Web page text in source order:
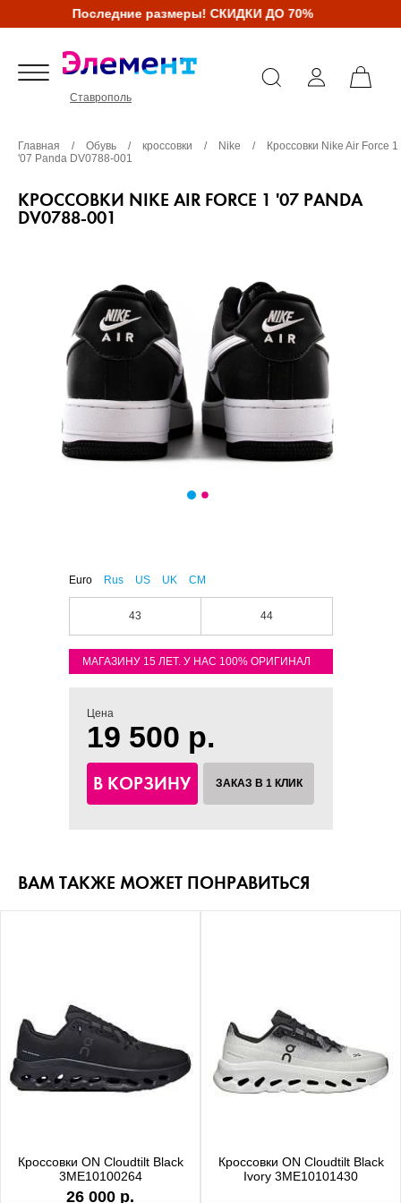
Последние размеры! СКИДКИ ДО 70%
Ставрополь
Главная / Обувь / кроссовки / Nike /
Кроссовки Nike Air Force 1
'07 Panda DV0788-001
КРОССОВКИ NIKE AIR FORCE 1 '07 PANDA
DV0788-001
Euro Rus US UK CM
43 44
МАГАЗИНУ 15 ЛЕТ. У НАС 100% ОРИГИНАЛ
Цена
19 500 р.
В КОРЗИНУ ЗАКАЗ В 1 КЛИК
ВАМ ТАКЖЕ МОЖЕТ ПОНРАВИТЬСЯ
Кроссовки ON Cloudtilt Black
3ME10100264
26 000 р.
Кроссовки ON Cloudtilt Black
Ivory 3ME10101430